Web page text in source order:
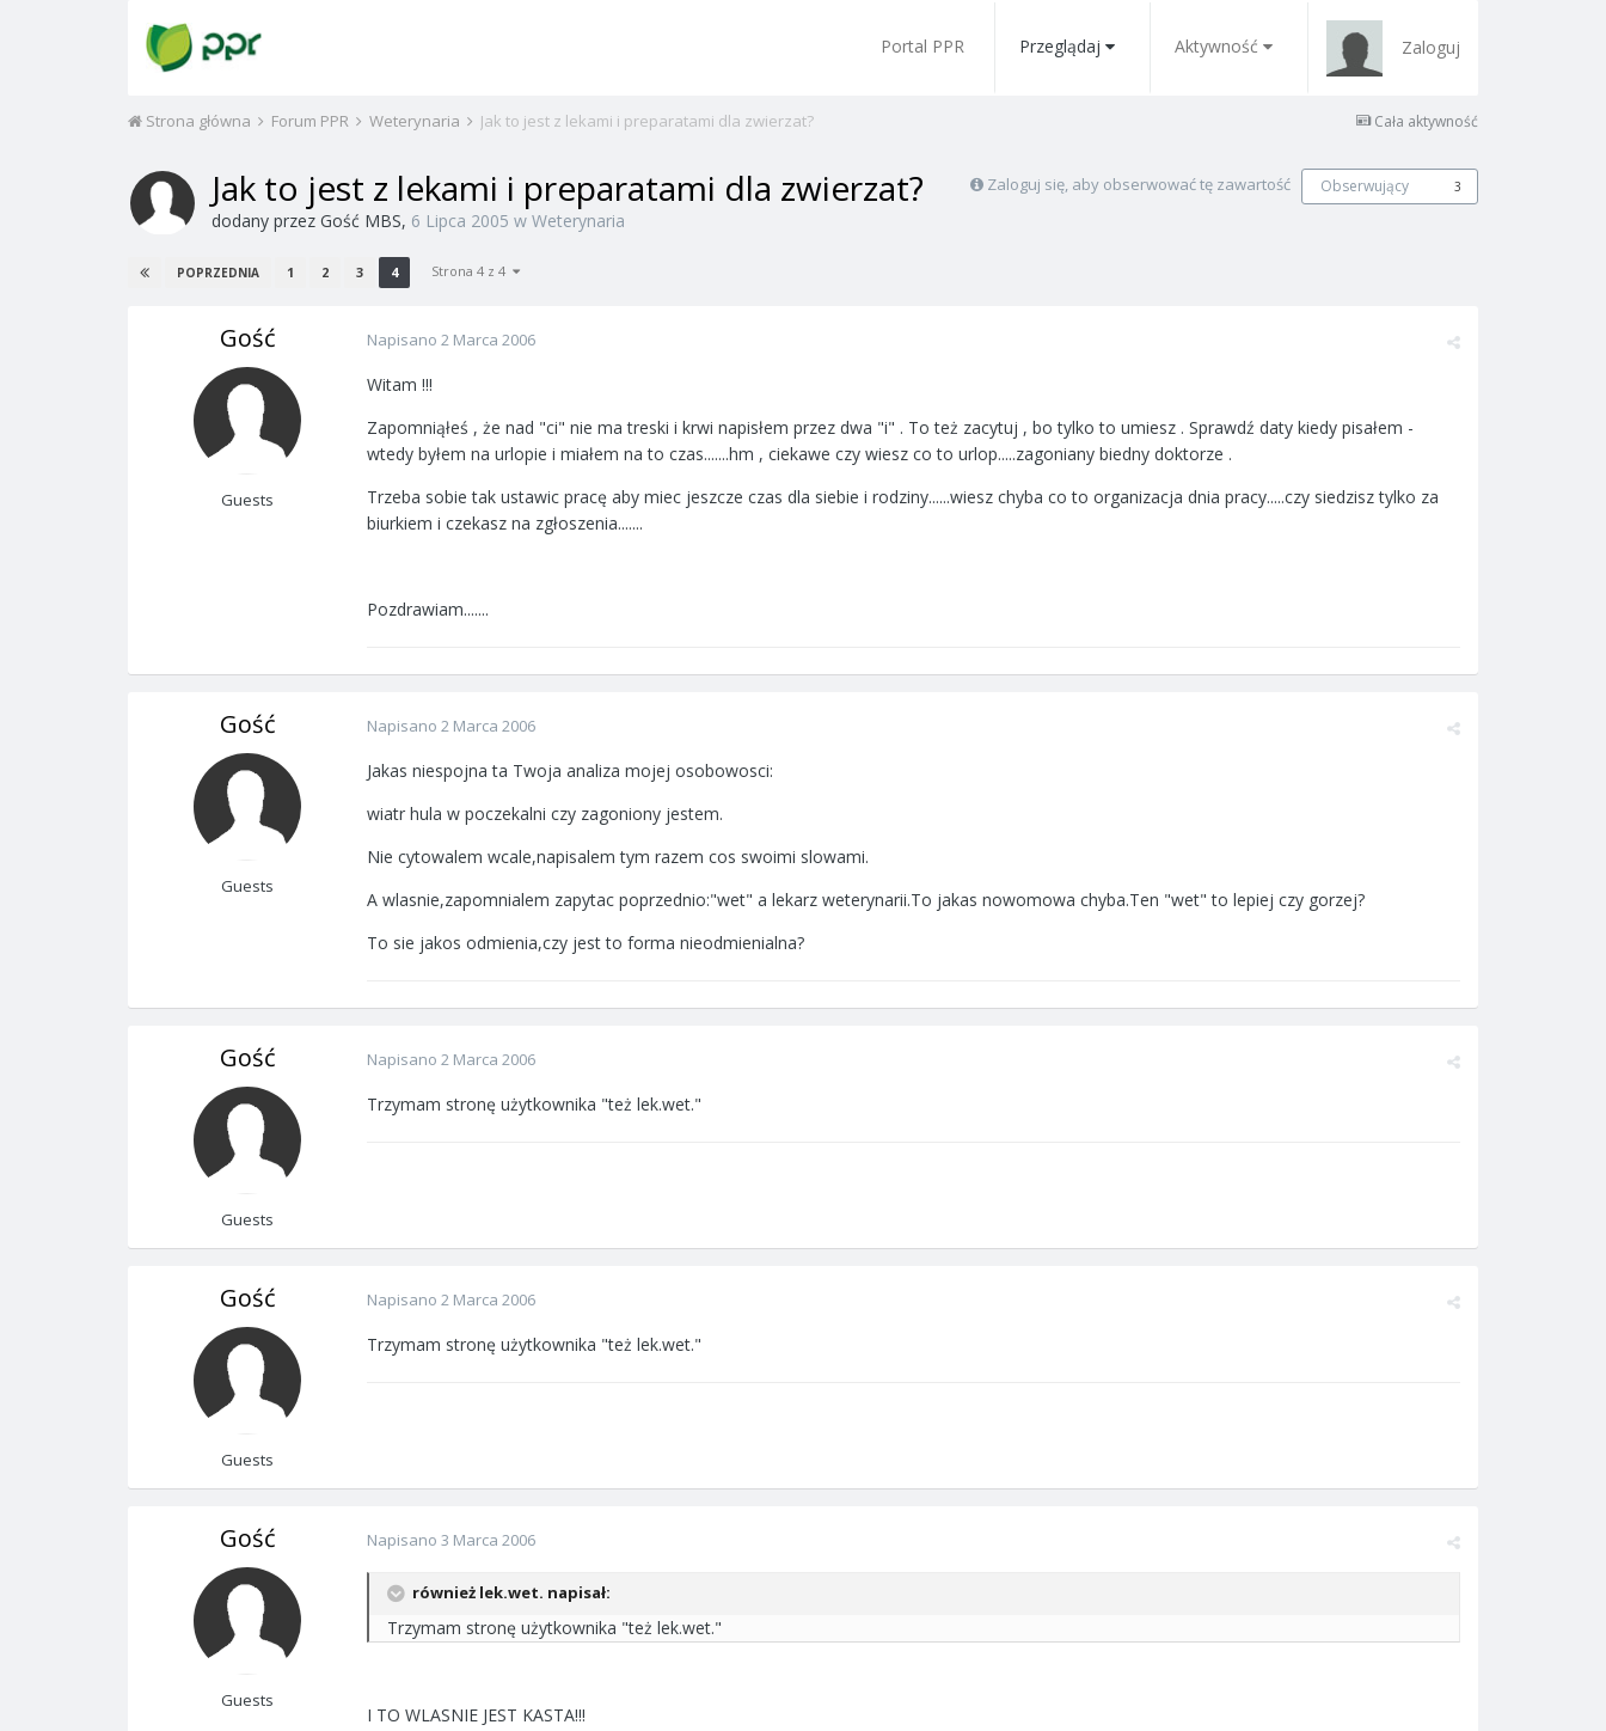
Portal PPR Przeglądaj Aktywność Zaloguj
Cała aktywność
Strona główna Forum PPR Weterynaria Jak to jest z lekami i preparatami dla zwierzat?
Zaloguj się, aby obserwować tę zawartość Obserwujący 3
Jak to jest z lekami i preparatami dla zwierzat?
dodany przez Gość MBS, 6 Lipca 2005 w Weterynaria
POPRZEDNIA 1 2 3 4 Strona 4 z 4
Gość
Guests
Napisano 2 Marca 2006
Witam !!!
Zapomniąłeś , że nad "ci" nie ma treski i krwi napisłem przez dwa "i" . To też zacytuj , bo tylko to umiesz . Sprawdź daty kiedy pisałem -
wtedy byłem na urlopie i miałem na to czas.......hm , ciekawe czy wiesz co to urlop.....zagoniany biedny doktorze .
Trzeba sobie tak ustawic pracę aby miec jeszcze czas dla siebie i rodziny......wiesz chyba co to organizacja dnia pracy.....czy siedzisz tylko za
biurkiem i czekasz na zgłoszenia.......
Pozdrawiam.......
Gość
Guests
Napisano 2 Marca 2006
Jakas niespojna ta Twoja analiza mojej osobowosci:
wiatr hula w poczekalni czy zagoniony jestem.
Nie cytowalem wcale,napisalem tym razem cos swoimi slowami.
A wlasnie,zapomnialem zapytac poprzednio:"wet" a lekarz weterynarii.To jakas nowomowa chyba.Ten "wet" to lepiej czy gorzej?
To sie jakos odmienia,czy jest to forma nieodmienialna?
Gość
Guests
Napisano 2 Marca 2006
Trzymam stronę użytkownika "też lek.wet."
Gość
Guests
Napisano 2 Marca 2006
Trzymam stronę użytkownika "też lek.wet."
Gość
Guests
Napisano 3 Marca 2006
również lek.wet. napisał:
Trzymam stronę użytkownika "też lek.wet."
I TO WLASNIE JEST KASTA!!!